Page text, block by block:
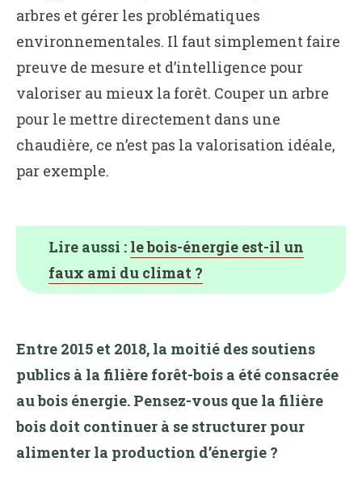
arbres et gérer les problématiques
environnementales. Il faut simplement faire
preuve de mesure et d’intelligence pour
valoriser au mieux la forêt. Couper un arbre
pour le mettre directement dans une
chaudière, ce n’est pas la valorisation idéale,
par exemple.
Lire aussi : le bois-énergie est-il un
faux ami du climat ?
Entre 2015 et 2018, la moitié des soutiens
publics à la filière forêt-bois a été consacrée
au bois énergie. Pensez-vous que la filière
bois doit continuer à se structurer pour
alimenter la production d’énergie ?